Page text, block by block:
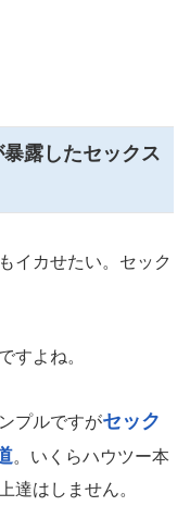
露したセックス
イカせたい。セック
すよね。
プルですがセック
。いくらハウツー本
達はしません。